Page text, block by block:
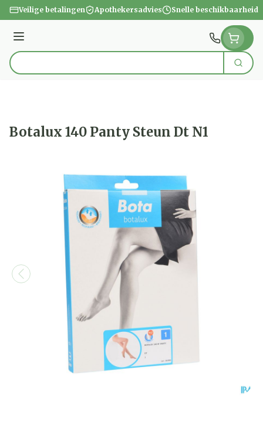
Ga naar de inhoud
Veilige betalingen Apothekersadvies Snelle beschikbaarheid
Menu
Product, merk, categorie... Zoek
Botalux 140 Panty Steun Dt N1